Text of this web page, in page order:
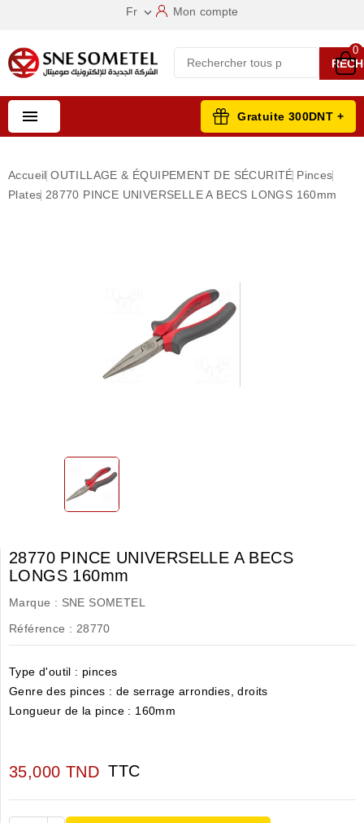
Fr  Mon compte
0
 Gratuite 300DNT +
Accueil OUTILLAGE & ÉQUIPEMENT DE SÉCURITÉ Pinces
Plates 28770 PINCE UNIVERSELLE A BECS LONGS 160mm
28770 PINCE UNIVERSELLE A BECS
LONGS 160mm
Marque : SNE SOMETEL
Référence : 28770
Type d'outil : pinces
Genre des pinces : de serrage arrondies, droits
Longueur de la pince : 160mm
35,000 TND TTC